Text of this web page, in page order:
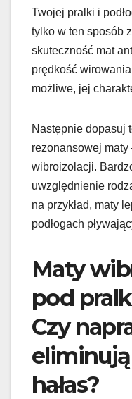
Twojej pralki i
tylko w ten sposób
skuteczność mat
prędkość
możliwe, jej
Następnie dopasuj
rezonansowej maty
wibroizolacji.
uwzględnienie
na przykład, maty
podłogach
Maty
pod
Czy
hałas?